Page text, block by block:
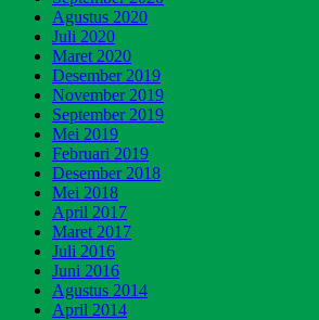
Agustus 2020
Juli 2020
Maret 2020
Desember 2019
November 2019
September 2019
Mei 2019
Februari 2019
Desember 2018
Mei 2018
April 2017
Maret 2017
Juli 2016
Juni 2016
Agustus 2014
April 2014